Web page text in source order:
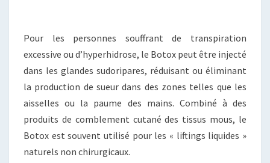
Pour les personnes souffrant de transpiration
excessive ou d’hyperhidrose, le Botox peut être injecté
dans les glandes sudoripares, réduisant ou éliminant
la production de sueur dans des zones telles que les
aisselles ou la paume des mains. Combiné à des
produits de comblement cutané des tissus mous, le
Botox est souvent utilisé pour les « liftings liquides »
naturels non chirurgicaux.